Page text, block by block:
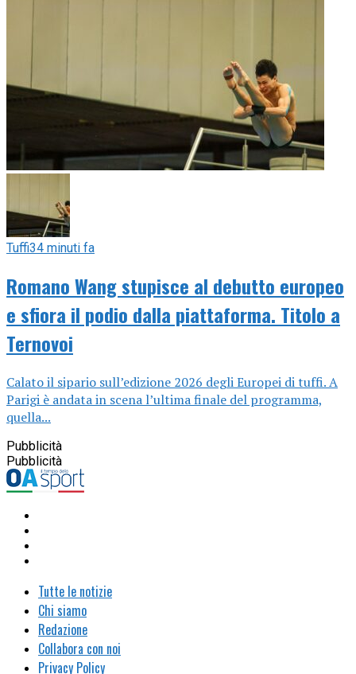
Tuffi34 minuti fa
Romano Wang stupisce al debutto europeo
e sfiora il podio dalla piattaforma. Titolo a
Ternovoi
Calato il sipario sull’edizione 2026 degli Europei di tuffi. A
Parigi è andata in scena l’ultima finale del programma,
quella...
Pubblicità
Pubblicità
Tutte le notizie
Chi siamo
Redazione
Collabora con noi
Privacy Policy